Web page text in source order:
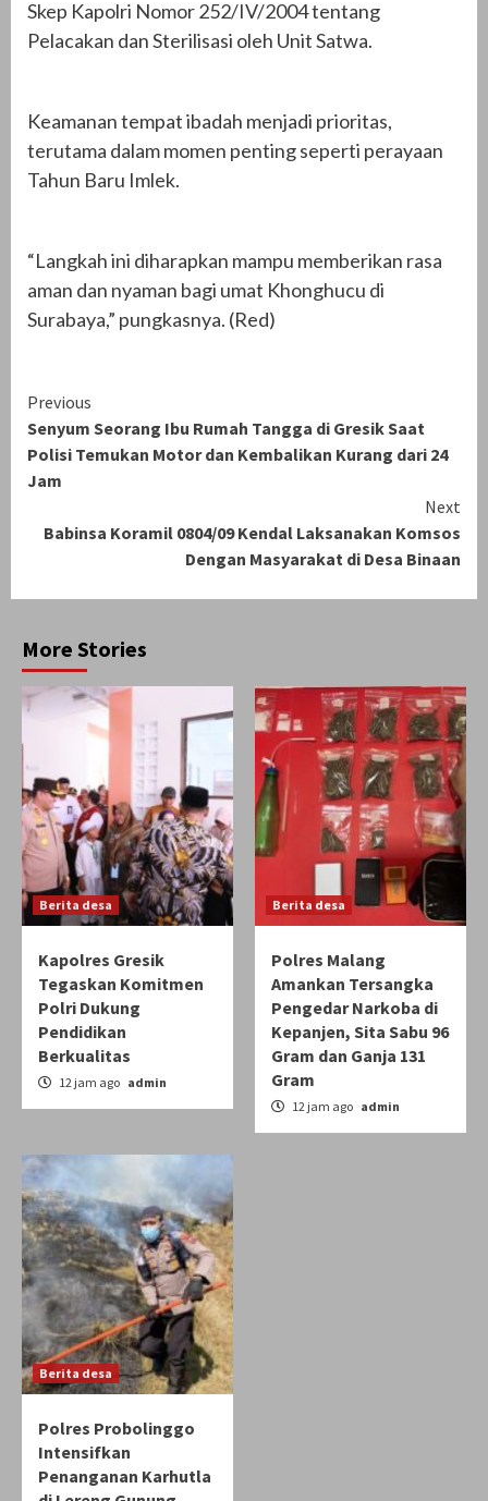
Skep Kapolri Nomor 252/IV/2004 tentang
Pelacakan dan Sterilisasi oleh Unit Satwa.
Keamanan tempat ibadah menjadi prioritas,
terutama dalam momen penting seperti perayaan
Tahun Baru Imlek.
“Langkah ini diharapkan mampu memberikan rasa
aman dan nyaman bagi umat Khonghucu di
Surabaya,” pungkasnya. (Red)
Continue
Reading
Previous
Senyum Seorang Ibu Rumah Tangga di Gresik Saat
Polisi Temukan Motor dan Kembalikan Kurang dari 24
Jam
Next
Babinsa Koramil 0804/09 Kendal Laksanakan Komsos
Dengan Masyarakat di Desa Binaan
More Stories
Berita desa
Kapolres Gresik
Tegaskan Komitmen
Polri Dukung
Pendidikan
Berkualitas
12 jam ago admin
Berita desa
Polres Malang
Amankan Tersangka
Pengedar Narkoba di
Kepanjen, Sita Sabu 96
Gram dan Ganja 131
Gram
12 jam ago admin
Berita desa
Polres Probolinggo
Intensifkan
Penanganan Karhutla